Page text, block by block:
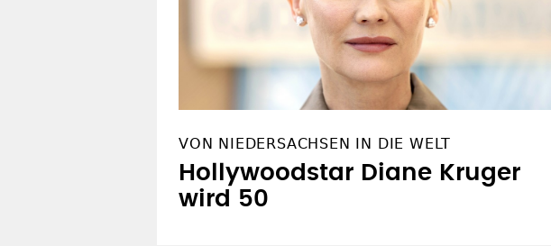
VON NIEDERSACHSEN IN DIE WELT
Hollywoodstar Diane Kruger
wird 50